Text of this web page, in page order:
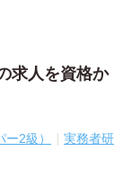
求人を資格か
2級）
実務者研